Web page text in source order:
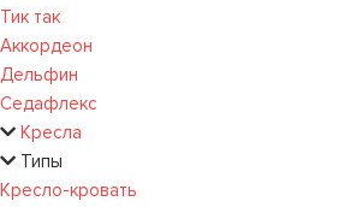
Тик так
Аккордеон
Дельфин
Седафлекс
Кресла
Типы
Кресло-кровать